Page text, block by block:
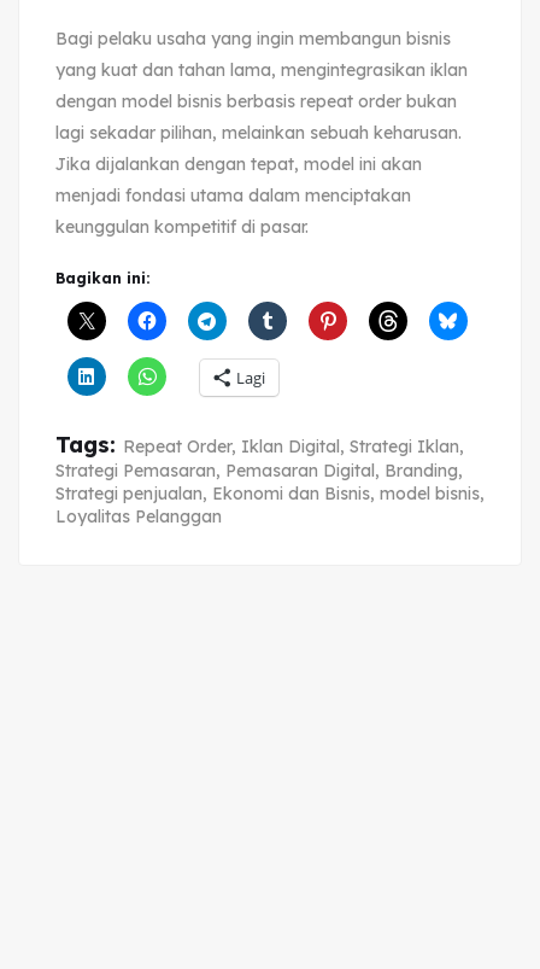
Bagi pelaku usaha yang ingin membangun bisnis
yang kuat dan tahan lama, mengintegrasikan iklan
dengan model bisnis berbasis repeat order bukan
lagi sekadar pilihan, melainkan sebuah keharusan.
Jika dijalankan dengan tepat, model ini akan
menjadi fondasi utama dalam menciptakan
keunggulan kompetitif di pasar.
Bagikan ini:
Lagi
Tags: Repeat Order, Iklan Digital, Strategi Iklan,
Strategi Pemasaran, Pemasaran Digital, Branding,
Strategi penjualan, Ekonomi dan Bisnis, model bisnis,
Loyalitas Pelanggan